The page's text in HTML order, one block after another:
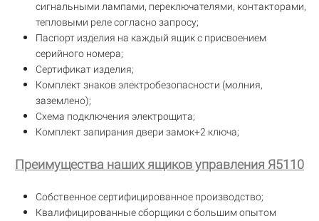
сигнальными лампами, переключателями, контакторами,
тепловыми реле согласно запросу;
Паспорт изделия на каждый ящик с присвоением
серийного номера;
Сертификат изделия;
Комплект знаков электробезопасности (молния,
заземлено);
Схема подключения электрощита;
Комплект запирания двери замок+2 ключа;
Преимущества наших ящиков управления Я5110
Собственное сертифицированное производство;
Квалифицированные сборщики с большим опытом